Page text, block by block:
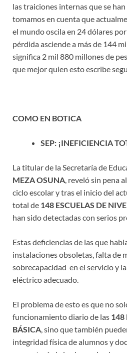
las traiciones internas que se
tomamos en cuenta que
el mundo oscila en 24 dólares
pérdida asciende a más de 144
significa 2 mil 880 millones de
que mejor quien esto escribe
COMO EN BOTICA
SEP: ¡INEFICIENCIA
La titular de la Secretaría de
MEZA OSUNA , reveló sin pena
ciclo escolar y tras el inicio del
total de 148 ESCUELAS DE
han sido detectadas con serios
Estas deficiencias de las que
instalaciones obsoletas, falta de
sobrecapacidad en el servicio y
eléctrico adecuado.
El problema de esto es que no
funcionamiento diario de las 148
BÁSICA , sino que también
integridad física de alumnos y